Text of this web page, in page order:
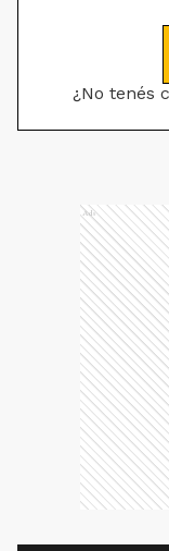
¿No tenés
Ads